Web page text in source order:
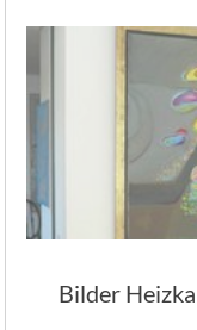
Bilder